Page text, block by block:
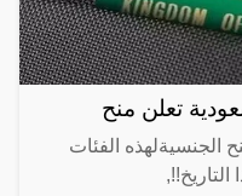
تعلن منح
الجنسيةلهذه الفئات